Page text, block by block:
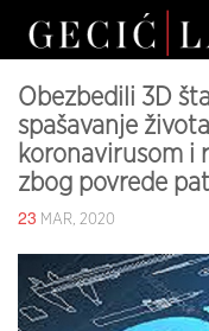
Obezbedili 3D
spašavanje
koronavirusom i
zbog povrede
23 MAR, 2020